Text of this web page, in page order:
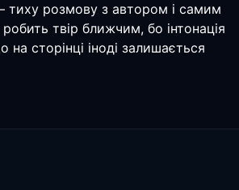
тиху розмову з автором і самим
твір ближчим, бо інтонація
на сторінці іноді залишається